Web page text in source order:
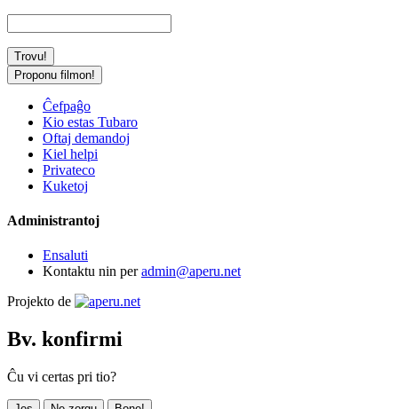
Proponu filmon!
Ĉefpaĝo
Kio estas Tubaro
Oftaj demandoj
Kiel helpi
Privateco
Kuketoj
Administrantoj
Ensaluti
Kontaktu nin peradmin@aperu.net
Projekto de
Bv. konfirmi
Ĉu vi certas pri tio?